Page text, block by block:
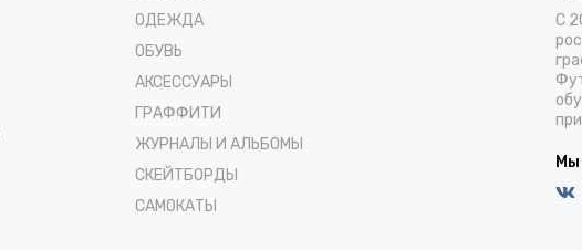
ОДЕЖДА
ОБУВЬ
АКСЕССУАРЫ
ГРАФФИТИ
ЖУРНАЛЫ И АЛЬБОМЫ
СКЕЙТБОРДЫ
САМОКАТЫ
С
Мы